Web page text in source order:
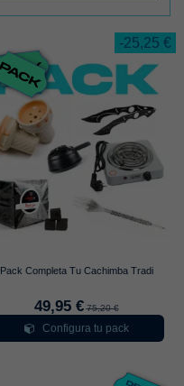
Pack Completa Tu Cachimba Tradi
49,95 € 75,20 €
Configura tu pack
-25,25 €